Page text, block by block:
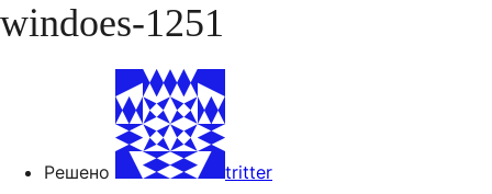
windoes-1251
Решено tritter